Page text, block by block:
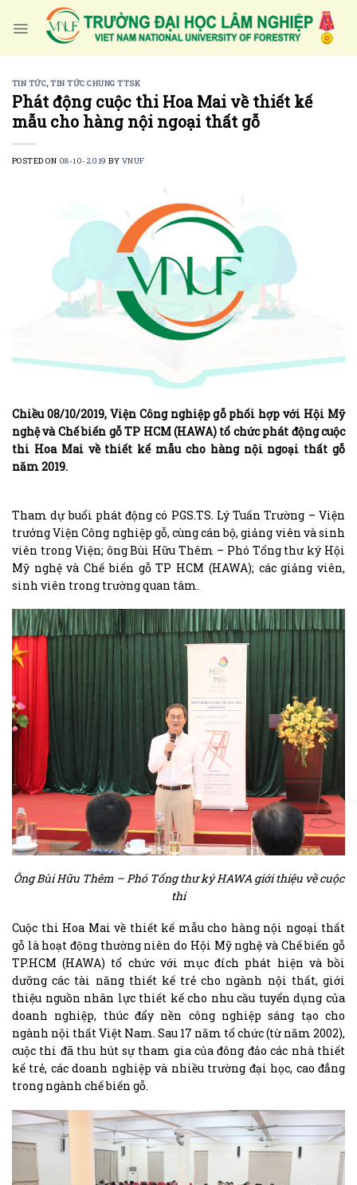
TIN TỨC,TIN TỨC CHUNG TTSK
Phát động cuộc thi Hoa Mai về thiết kế
mẫu cho hàng nội ngoại thất gỗ
POSTED ON 08-10-2019 BY VNUF
Chiều 08/10/2019, Viện Công nghiệp gỗ phối hợp với Hội Mỹ
nghệ và Chế biến gỗ TP HCM (HAWA) tổ chức phát động cuộc
thi Hoa Mai về thiết kế mẫu cho hàng nội ngoại thất gỗ
năm 2019.
Tham dự buổi phát động có PGS.TS. Lý Tuấn Trường – Viện
trưởng Viện Công nghiệp gỗ, cùng cán bộ, giảng viên và sinh
viên trong Viện; ông Bùi Hữu Thêm – Phó Tổng thư ký Hội
Mỹ nghệ và Chế biến gỗ TP HCM (HAWA); các giảng viên,
sinh viên trong trường quan tâm.
Ông Bùi Hữu Thêm – Phó Tổng thư ký HAWA giới thiệu về cuộc
thi
Cuộc thi Hoa Mai về thiết kế mẫu cho hàng nội ngoại thất
gỗ là hoạt động thường niên do Hội Mỹ nghệ và Chế biến gỗ
TP.HCM (HAWA) tổ chức với mục đích phát hiện và bồi
dưỡng các tài năng thiết kế trẻ cho ngành nội thất, giới
thiệu nguồn nhân lực thiết kế cho nhu cầu tuyển dụng của
doanh nghiệp, thúc đẩy nền công nghiệp sáng tạo cho
ngành nội thất Việt Nam. Sau 17 năm tổ chức (từ năm 2002),
cuộc thi đã thu hút sự tham gia của đông đảo các nhà thiết
kế trẻ, các doanh nghiệp và nhiều trường đại học, cao đẳng
trong ngành chế biến gỗ.